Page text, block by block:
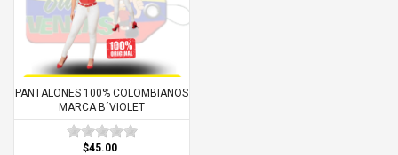
PANTALONES 100% COLOMBIANOS
MARCA B´VIOLET
$45.00